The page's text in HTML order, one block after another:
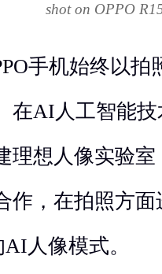
shot on OPPO
手机始终以
在AI人工智能技
理想人像实验
作，在拍照方面
人像模式。